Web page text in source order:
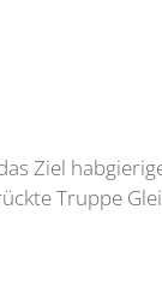
Ziel
Truppe